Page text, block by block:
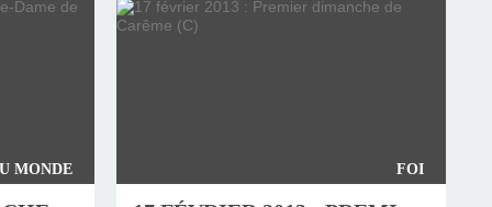
MONDE FOI